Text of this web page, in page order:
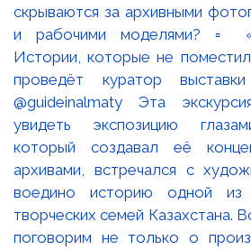
скрываются за архивными
и рабочими моделями? ▫️
Истории, которые не
проведёт куратор
@guideinalmaty Эта
увидеть экспозицию
который создавал её
архивами, встречался с
воедино историю одной из
творческих семей Казахстана.
поговорим не только о